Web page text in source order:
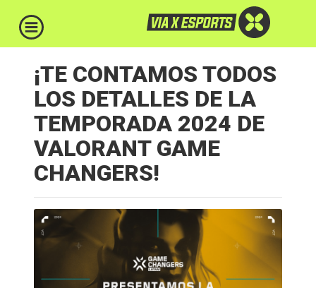
¡TE CONTAMOS TODOS
LOS DETALLES DE LA
TEMPORADA 2024 DE
VALORANT GAME
CHANGERS!